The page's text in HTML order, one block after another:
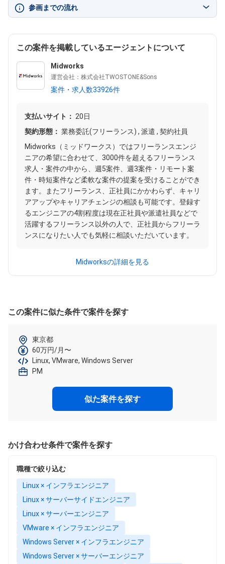
参画までの流れ
この案件を掲載しているエージェントについて
Midworks
運営会社：株式会社TWOSTONE&Sons
案件・求人数33926件
支払いサイト： 20日
契約形態： 業務委託(フリーランス) , 派遣 , 契約社員
Midworks（ミッドワークス）ではフリーランスエンジ
ニアの希望に合わせて、3000件を超えるフリーランス
求人・案件の中から、週5案件、週3案件・リモート案
件・時短案件など柔軟な案件の提案を受けることができ
ます。またフリーランス、正社員にかかわらず、キャリ
アアップやキャリアチェンジの相談も可能です。登録す
るエンジニアの4割程度は現在正社員や派遣社員などで
活躍するフリーランス以外の人で、正社員からフリーラ
ンスになりたい人でも気軽に相談いただいています。
Midworksの詳細を見る
この案件に似た条件で案件を探す
東京都
60万円/月〜
Linux, VMware, Windows Server
PM
似た案件を探す
かけ合わせ条件で案件を探す
職種で絞り込む
Linux × インフラエンジニア
Linux × サーバーサイドエンジニア
Linux × サーバーエンジニア
VMware × インフラエンジニア
Windows Server × インフラエンジニア
Windows Server × サーバーエンジニア